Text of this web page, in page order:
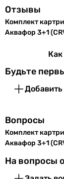
Отзывы
Комплект
Аквафор 3+1
Будьте
Добавить
Вопросы
Комплект
Аквафор 3+1
На вопросы